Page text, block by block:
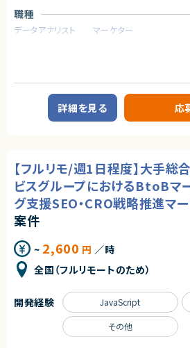
エージェントから
◎企画立案からリリース後の改善まで、プロダク
◎フルリモート環境でありながら裁量が大きく
発揮しやすいポジションです！
■その他補足
・テレワーク主体での勤務です
求めるスキル
■必須スキル
・C言語を使用した組込みソフトウェア開発経
・マイコン、SoCなどのハードウェアに近い下
・ハードウェアに関する基礎知識 ・ハードウェ
ータシートを読み解けること
・UART、SPIなどのペリフェラルに関する基礎
■求める人物像
・設計からテストまで主体的に対応できる方
・ハードウェア寄りの開発に強みをお持ちの方
・長期参画を希望される方
契約形態
業務委託(準委任契約)
株式会社LASSIC
職種
データアナリスト マーケター
広告運用の内製化を推進する組織での募集で
AI活用を前提とした体制の中で、オペレーショ
■プロダクトやサービスの概要
・ナショナルクライアントを中心とした大規模広
■業務内容
・Google/Yahoo/YouTubeおよび主要SNS
・配信設定変更、クリエイティブ差替え、審査対応
・媒体管理画面での運用業務
・UTM/URL設定、レポート更新などの日次運用
・配信データの簡易分析による異常値検知およ
■募集背景
・広告運用体制の内製化強化に伴う増員募集
・広告運用
・レポーティング
詳細を見る 応
【フルリモ/週1日程度】大手総
ビスグループにおけるBtoBマ
グ支援SEO・CRO戦略推進マ
案件
~ 2,600 円 ／時
全国（フルリモートのため）
開発経験 JavaScript
その他